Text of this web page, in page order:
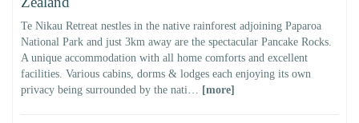
Te Nikau Retreat nestles in the native rainforest adjoining Paparoa
National Park and just 3km away are the spectacular Pancake Rocks.
A unique accommodation with all home comforts and excellent
facilities. Various cabins, dorms & lodges each enjoying its own
privacy being surrounded by the nati… [more]